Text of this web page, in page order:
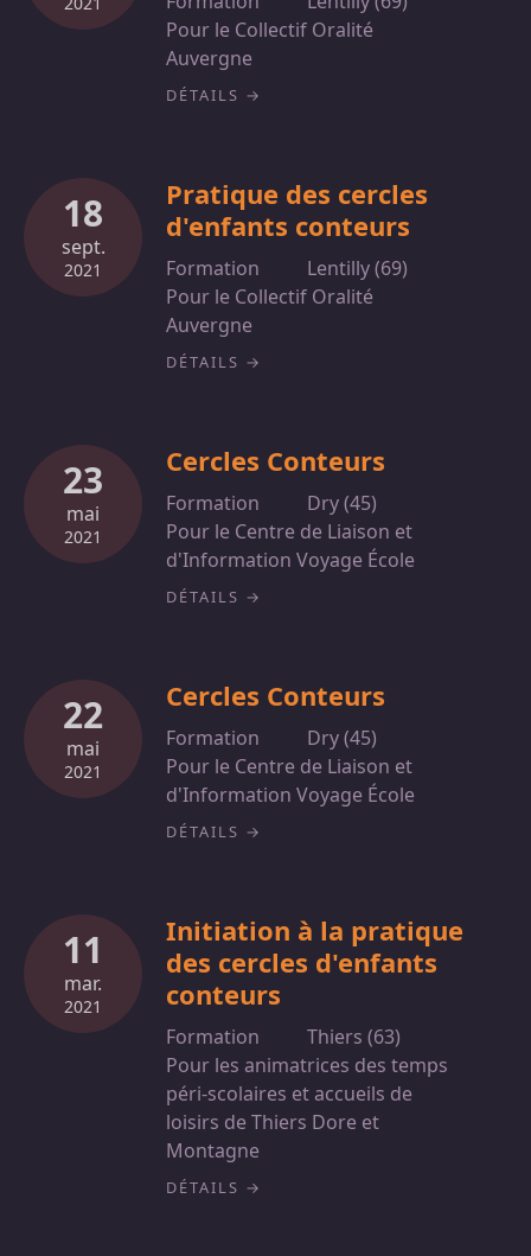
Pour le Collectif Oralité
Auvergne
DÉTAILS
18
sept.
2021
Pratique des cercles
d'enfants conteurs
Formation
Lentilly (69)
Pour le Collectif Oralité
Auvergne
DÉTAILS
23
mai
2021
Cercles Conteurs
Formation
Dry (45)
Pour le Centre de Liaison et
d'Information Voyage École
DÉTAILS
22
mai
2021
Cercles Conteurs
Formation
Dry (45)
Pour le Centre de Liaison et
d'Information Voyage École
DÉTAILS
11
mar.
2021
Initiation à la pratique
des cercles d'enfants
conteurs
Formation
Thiers (63)
Pour les animatrices des temps
péri-scolaires et accueils de
loisirs de Thiers Dore et
Montagne
DÉTAILS